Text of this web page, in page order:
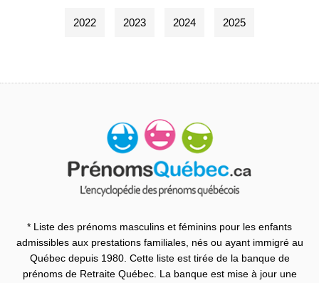
2022 2023 2024 2025
* Liste des prénoms masculins et féminins pour les enfants
admissibles aux prestations familiales, nés ou ayant immigré au
Québec depuis 1980. Cette liste est tirée de la banque de
prénoms de Retraite Québec. La banque est mise à jour une